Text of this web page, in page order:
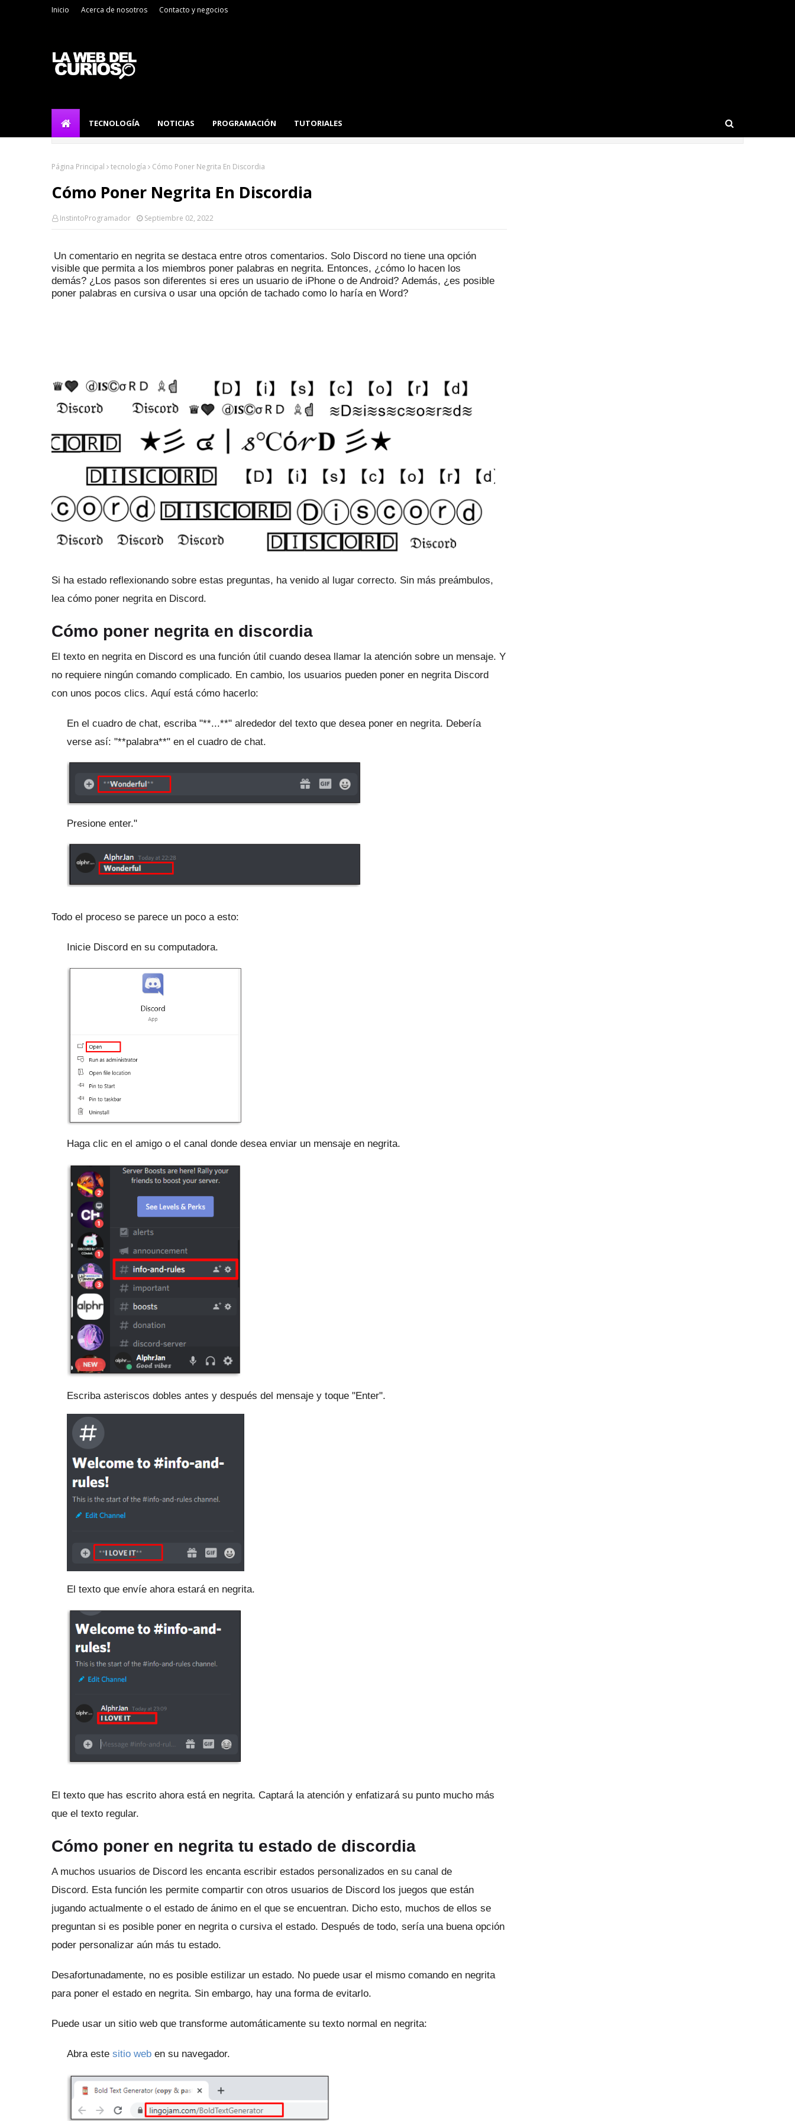
Inicio Acerca de nosotros Contacto y negocios
TECNOLOGÍA NOTICIAS PROGRAMACIÓN TUTORIALES
Página Principal tecnología Cómo Poner Negrita En Discordia
Cómo Poner Negrita En Discordia
InstintoProgramador Septiembre 02, 2022
Un comentario en negrita se destaca entre otros comentarios. Solo Discord no tiene una opción
visible que permita a los miembros poner palabras en negrita. Entonces, ¿cómo lo hacen los
demás? ¿Los pasos son diferentes si eres un usuario de iPhone o de Android? Además, ¿es posible
poner palabras en cursiva o usar una opción de tachado como lo haría en Word?
Si ha estado reflexionando sobre estas preguntas, ha venido al lugar correcto. Sin más preámbulos,
lea cómo poner negrita en Discord.
Cómo poner negrita en discordia
El texto en negrita en Discord es una función útil cuando desea llamar la atención sobre un mensaje. Y
no requiere ningún comando complicado. En cambio, los usuarios pueden poner en negrita Discord
con unos pocos clics. Aquí está cómo hacerlo:
En el cuadro de chat, escriba "**...**" alrededor del texto que desea poner en negrita. Debería
verse así: "**palabra**" en el cuadro de chat.
Presione enter."
Todo el proceso se parece un poco a esto:
Inicie Discord en su computadora.
Haga clic en el amigo o el canal donde desea enviar un mensaje en negrita.
Escriba asteriscos dobles antes y después del mensaje y toque "Enter".
El texto que envíe ahora estará en negrita.
El texto que has escrito ahora está en negrita. Captará la atención y enfatizará su punto mucho más
que el texto regular.
Cómo poner en negrita tu estado de discordia
A muchos usuarios de Discord les encanta escribir estados personalizados en su canal de
Discord. Esta función les permite compartir con otros usuarios de Discord los juegos que están
jugando actualmente o el estado de ánimo en el que se encuentran. Dicho esto, muchos de ellos se
preguntan si es posible poner en negrita o cursiva el estado. Después de todo, sería una buena opción
poder personalizar aún más tu estado.
Desafortunadamente, no es posible estilizar un estado. No puede usar el mismo comando en negrita
para poner el estado en negrita. Sin embargo, hay una forma de evitarlo.
Puede usar un sitio web que transforme automáticamente su texto normal en negrita:
Abra este sitio web en su navegador.